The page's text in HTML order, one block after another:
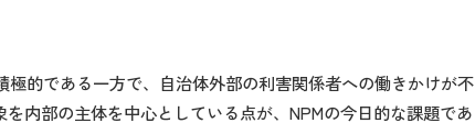
的である一方で、自治体外部の利害関係者への働きかけが不
内部の主体を中心としている点が、NPMの今日的な課題であ